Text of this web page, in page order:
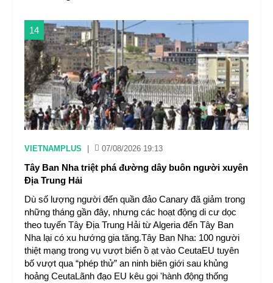
14
VIETNAMPLUS 07/08/2026 19:13
Tây Ban Nha triệt phá đường dây buôn người xuyên
Địa Trung Hải
Dù số lượng người đến quần đảo Canary đã giảm trong
những tháng gần đây, nhưng các hoạt động di cư dọc
theo tuyến Tây Địa Trung Hải từ Algeria đến Tây Ban
Nha lại có xu hướng gia tăng.Tây Ban Nha: 100 người
thiệt mạng trong vụ vượt biển ồ ạt vào CeutaEU tuyên
bố vượt qua “phép thử” an ninh biên giới sau khủng
hoảng CeutaLãnh đạo EU kêu gọi 'hành động thống